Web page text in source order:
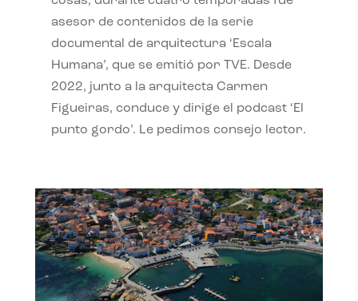
asesor de contenidos de la serie
documental de arquitectura ‘Escala
Humana’, que se emitió por TVE. Desde
2022, junto a la arquitecta Carmen
Figueiras, conduce y dirige el podcast ‘El
punto gordo’. Le pedimos consejo lector.